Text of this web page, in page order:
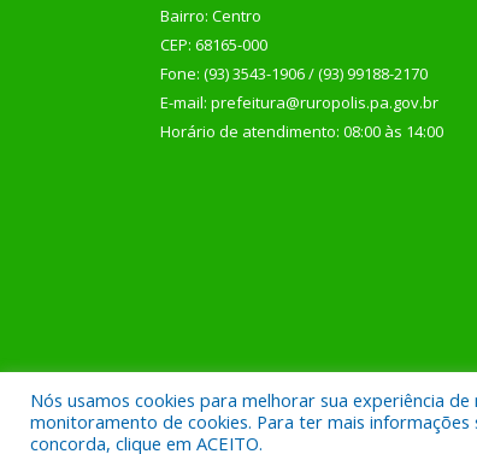
Bairro: Centro
CEP: 68165-000
Fone: (93) 3543-1906 / (93) 99188-2170
E-mail: prefeitura@ruropolis.pa.gov.br
Horário de atendimento: 08:00 às 14:00
Todos os direitos reservados a Prefeitura
Nós usamos cookies para melhorar sua experiência
monitoramento de cookies. Para ter mais
concorda, clique em ACEITO.